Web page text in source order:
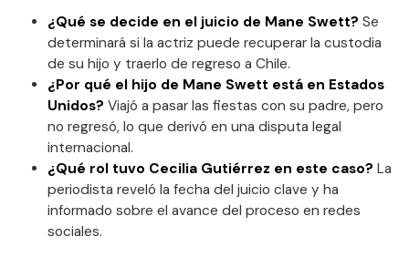
¿Qué se decide en el juicio de Mane Swett? Se
determinará si la actriz puede recuperar la custodia
de su hijo y traerlo de regreso a Chile.
¿Por qué el hijo de Mane Swett está en Estados
Unidos? Viajó a pasar las fiestas con su padre, pero
no regresó, lo que derivó en una disputa legal
internacional.
¿Qué rol tuvo Cecilia Gutiérrez en este caso? La
periodista reveló la fecha del juicio clave y ha
informado sobre el avance del proceso en redes
sociales.